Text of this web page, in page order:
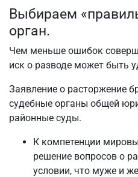
Выбираем
орган.
Чем меньше ошибок
иск о разводе может быть
Заявление о расторжение
судебные органы общей
районные суды.
К компетенции
решение вопросов о
условии, что муже и